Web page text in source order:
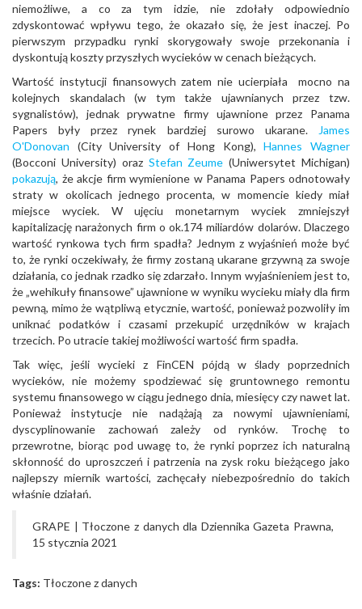
niemożliwe, a co za tym idzie, nie zdołały odpowiednio
zdyskontować wpływu tego, że okazało się, że jest inaczej. Po
pierwszym przypadku rynki skorygowały swoje przekonania i
dyskontują koszty przyszłych wycieków w cenach bieżących.
Wartość instytucji finansowych zatem nie ucierpiała mocno na
kolejnych skandalach (w tym także ujawnianych przez tzw.
sygnalistów), jednak prywatne firmy ujawnione przez Panama
Papers były przez rynek bardziej surowo ukarane.
James
O'Donovan (City University of Hong Kong),Hannes Wagner
(Bocconi University) oraz Stefan Zeume (Uniwersytet Michigan)
pokazują, że akcje firm wymienione w Panama Papers odnotowały
straty w okolicach jednego procenta, w momencie kiedy miał
miejsce wyciek. W ujęciu monetarnym wyciek zmniejszył
kapitalizację narażonych firm o ok.174 miliardów dolarów. Dlaczego
wartość rynkowa tych firm spadła? Jednym z wyjaśnień może być
to, że rynki oczekiwały, że firmy zostaną ukarane grzywną za swoje
działania, co jednak rzadko się zdarzało. Innym wyjaśnieniem jest to,
że „wehikuły finansowe” ujawnione w wyniku wycieku miały dla firm
pewną, mimo że wątpliwą etycznie, wartość, ponieważ pozwoliły im
uniknać podatków i czasami przekupić urzędników w krajach
trzecich. Po utracie takiej możliwości wartość firm spadła.
Tak więc, jeśli wycieki z FinCEN pójdą w ślady poprzednich
wycieków, nie możemy spodziewać się gruntownego remontu
systemu finansowego w ciągu jednego dnia, miesięcy czy nawet lat.
Ponieważ instytucje nie nadążają za nowymi ujawnieniami,
dyscyplinowanie zachowań zależy od rynków. Trochę to
przewrotne, biorąc pod uwagę to, że rynki poprzez ich naturalną
skłonność do uproszczeń i patrzenia na zysk roku bieżącego jako
najlepszy miernik wartości, zachęcały niebezpośrednio do takich
właśnie działań.
GRAPE | Tłoczone z danych dla Dziennika Gazeta Prawna,
15 stycznia 2021
Tags: Tłoczone z danych